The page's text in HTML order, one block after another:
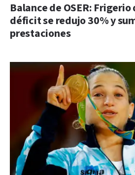
Balance de OSER:
déficit se redujo 30% y
prestaciones